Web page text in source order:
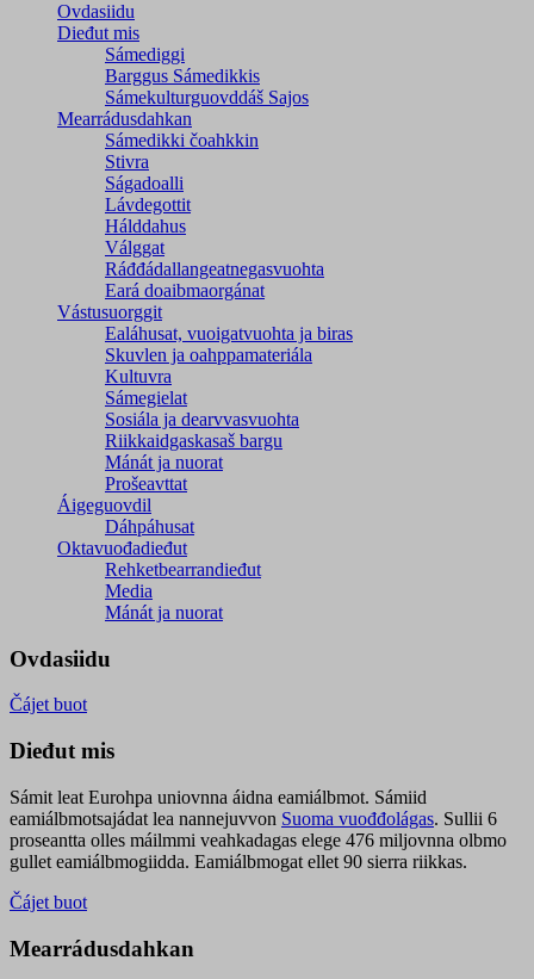
Ovdasiidu
Dieđut mis
Sámediggi
Barggus Sámedikkis
Sámekulturguovddáš Sajos
Mearrádusdahkan
Sámedikki čoahkkin
Stivra
Ságadoalli
Lávdegottit
Hálddahus
Válggat
Ráđđádallangeatnegas­vuohta
Eará doaibmaorgánat
Vástusuorggit
Ealáhusat, vuoigatvuohta ja biras
Skuvlen ja oahppamateriála
Kultuvra
Sámegielat
Sosiála ja dearvvasvuohta
Riikkaidgaskasaš bargu
Mánát ja nuorat
Prošeavttat
Áigeguovdil
Dáhpáhusat
Oktavuođadieđut
Rehketbearrandieđut
Media
Mánát ja nuorat
Ovdasiidu
Čájet buot
Dieđut mis
Sámit leat Eurohpa uniovnna áidna eamiálbmot. Sámiid
eamiálbmotsajádat lea nannejuvvon Suoma vuođđolágas. Sullii 6
proseantta olles máilmmi veahkadagas elege 476 miljovnna olbmo
gullet eamiálbmogiidda. Eamiálbmogat ellet 90 sierra riikkas.
Čájet buot
Mearrádusdahkan